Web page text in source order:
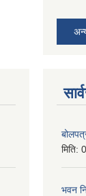
मिति:
भवन